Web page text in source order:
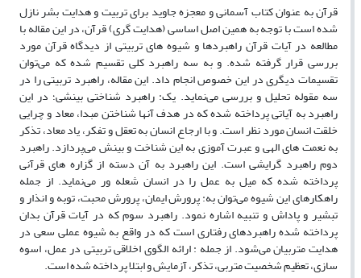
قرآن به عنوان کتاب آسمانی و معجزه جاوید برای تربیت و هدایت بشر نازل
شده است با توجه به همین اصل اساسی (هدایت گری) قرآن، در این مقاله با
مطالعه در آیات قرآن راهبردها و شیوه های تربیتی از دیدگاه قرآن مورد
بررسی قرار گرفته شده. و به سه راهبرد کلی تقسیم شده که می‌توان
تقسیمات دیگری در این خصوص انجام داد. این مقاله، راهبرد تربیتی را در
سه مقوله تحلیل و بررسی می‌نماید. یک: راهبرد شناختی بینشی؛ در این
راهبرد به آیاتی پرداخته شده که در هدف آنها شناختن مبدا، معاد و چرایی
خلقت انسان مورد نظر است. و با ارجاع انسان به تعقل و تفکر، یاد معاد، تذکر
به نعمت های الهی و عبرت آموزی به این شناخت و بینش می‌پردازد. راهبرد
دوم راهبرد گرایشی است. این راهبرد به آن دسته از گزاره های قرآنی
پرداخته شده که میل به عمل را در انسان شعله ور می‌نماید. از جمله
راهکارهای این شیوه می‌توان به: پرورش ایمان، پرورش محبت، توبه و انذار و
تبشیر و پاداش و تنبیه اشاره نمود. راهبرد سوم که در آیات قرآن بدان
پرداخته شده راهبردهای رفتاری است که در واقع به شیوه عملی سعی در
هدایت متربیان می‌شود. از جمله : ارائه الگوی اخلاقی تربیتی در عمل، اسوه
سازی، تعظیم شخصیت متربی، تذکر، آزمایش و ابتلا پرداخته شده است.